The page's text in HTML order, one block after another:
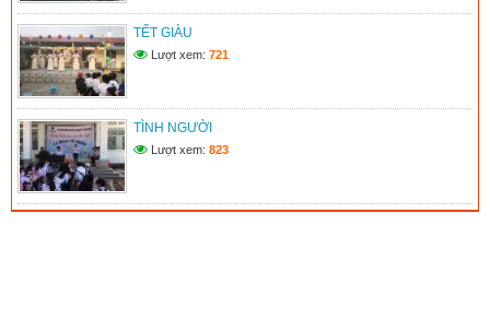
TẾT GIÀU
Lượt xem: 721
TÌNH NGƯỜI
Lượt xem: 823